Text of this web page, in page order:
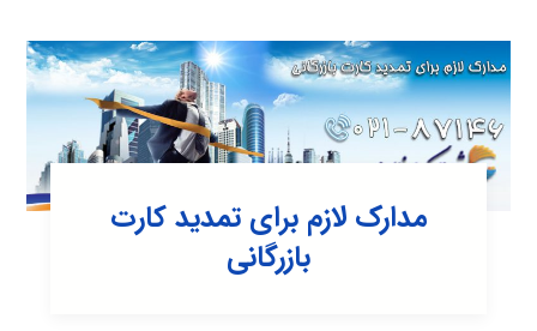
مدارک لازم برای تمدید کارت
بازرگانی